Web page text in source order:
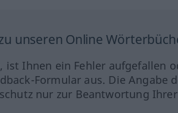
unseren Online
ist Ihnen ein Fehler aufgefallen
Formular aus. Die
nur zur Beantwortung